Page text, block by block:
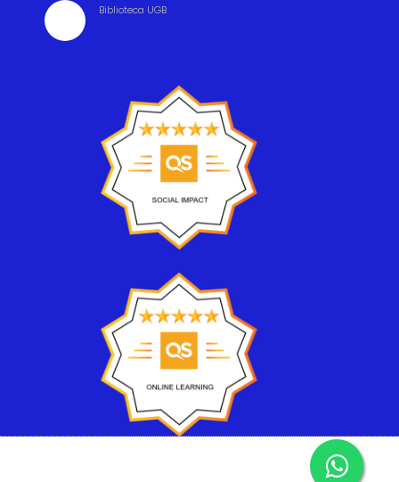
Biblioteca UGB